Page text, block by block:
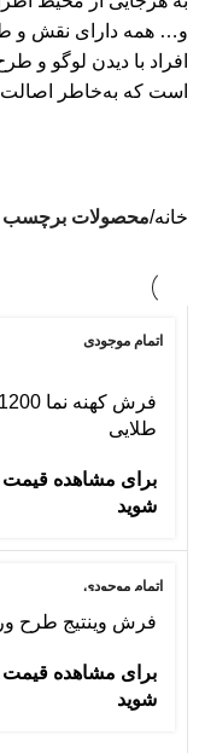
و… همه دارای نقش و
افراد با دیدن لوگو و
است که به‌خاطر
خانه محصولات برچسب
اتمام موجودی
طلایی
برای مشاهده
شوید
اتمام موجودی
فرش وینتیج طرح
برای مشاهده
شوید